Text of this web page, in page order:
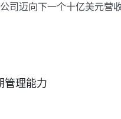
司迈向下一个十亿美元营
管理能力